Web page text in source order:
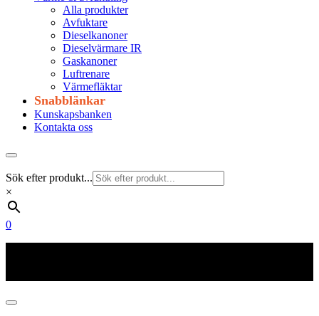
Alla produkter
Avfuktare
Dieselkanoner
Dieselvärmare IR
Gaskanoner
Luftrenare
Värmefläktar
Snabblänkar
Kunskapsbanken
Kontakta oss
Sök efter produkt...
×
0